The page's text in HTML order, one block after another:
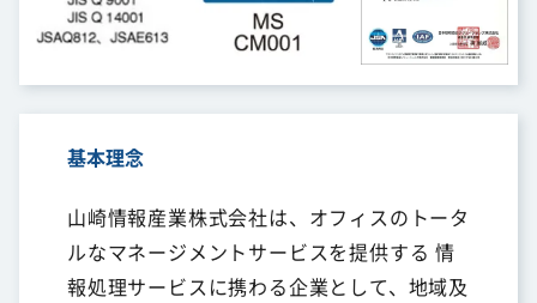
基本理念
山崎情報産業株式会社は、オフィスのトータ
ルなマネージメントサービスを提供する 情
報処理サービスに携わる企業として、地域及